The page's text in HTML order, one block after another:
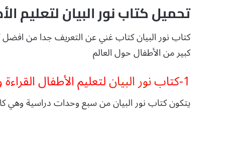
تحميل كتاب نور البيان لتعليم
كتاب نور البيان كتاب غني عن التعريف جدا من
كبير من الأطفال حول العالم
1-كتاب نور البيانلتعليم الأطفال القراءة
يتكون كتاب نور البيان من سبع وحدات دراسية وهي